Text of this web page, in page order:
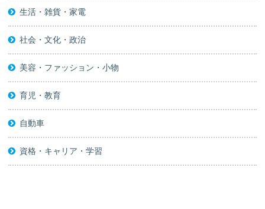
生活・雑貨・家電
社会・文化・政治
美容・ファッション・小物
育児・教育
自動車
資格・キャリア・学習